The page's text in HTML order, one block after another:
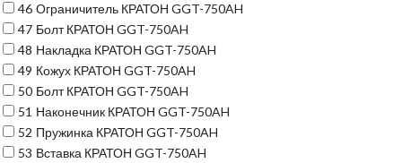
46 Ограничитель КРАТОН GGT-750AH
47 Болт КРАТОН GGT-750AH
48 Накладка КРАТОН GGT-750AH
49 Кожух КРАТОН GGT-750AH
50 Болт КРАТОН GGT-750AH
51 Наконечник КРАТОН GGT-750AH
52 Пружинка КРАТОН GGT-750AH
53 Вставка КРАТОН GGT-750AH